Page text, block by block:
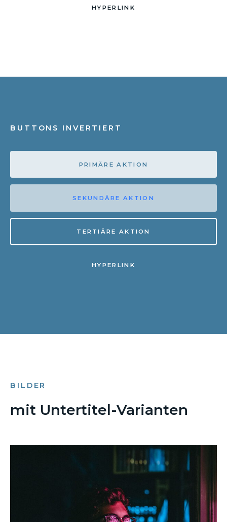
HYPERLINK
BUTTONS INVERTIERT
PRIMÄRE AKTION
SEKUNDÄRE AKTION
TERTIÄRE AKTION
HYPERLINK
BILDER
mit Untertitel-Varianten